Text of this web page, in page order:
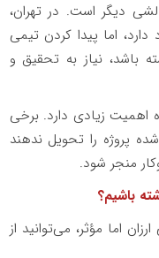
دیگر است. در تهران،
اما پیدا کردن تیمی
نیاز به تحقیق و
اهمیت زیادی دارد. برخی
پروژه را تحویل ندهند
منجر شود.
باشیم؟
اما مؤثر، می‌توانید از